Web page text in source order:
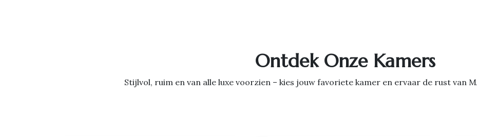
Ontdek Onze Kamers
Stijlvol, ruim en van alle luxe voorzien – kies jouw favoriete kamer en ervaar de rust van